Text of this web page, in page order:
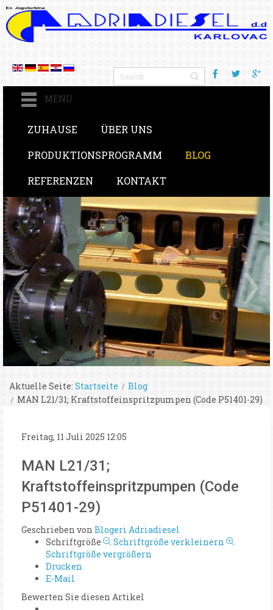
MENU
ZUHAUSE
ÜBER UNS
PRODUKTIONSPROGRAMM
BLOG
REFERENZEN
KONTAKT
Aktuelle Seite: Startseite
Blog
MAN L21/31; Kraftstoffeinspritzpumpen (Code P51401-29)
Freitag, 11 Juli 2025 12:05
MAN L21/31;
Kraftstoffeinspritzpumpen (Code
P51401-29)
Geschrieben von Blogeri Adriadiesel
Schriftgröße
Schriftgröße verkleinern
Schriftgröße vergrößern
Drucken
E-Mail
Bewerten Sie diesen Artikel